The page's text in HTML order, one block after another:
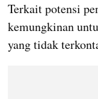
Terkait potensi
kemungkinan
yang tidak